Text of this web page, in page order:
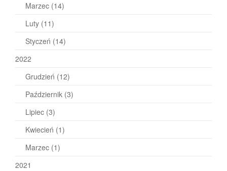
Marzec (14)
Luty (11)
Styczeń (14)
2022
Grudzień (12)
Październik (3)
Lipiec (3)
Kwiecień (1)
Marzec (1)
2021